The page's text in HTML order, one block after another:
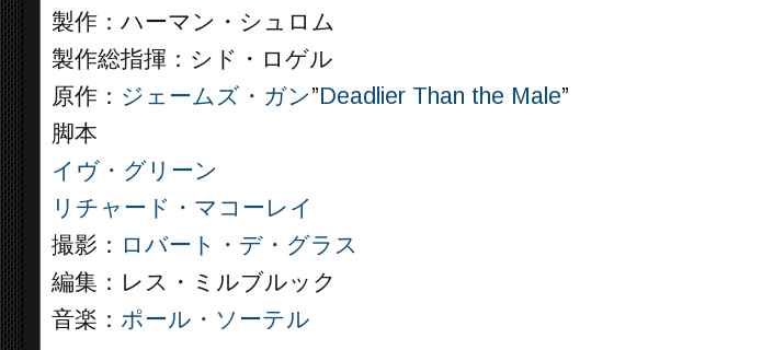
製作：ハーマン・シュロム
製作総指揮：シド・ロゲル
原作： ジェームズ・ガン”Deadlier Than the Male”
脚本
イヴ・グリーン
リチャード・マコーレイ
撮影： ロバート・デ・グラス
編集：レス・ミルブルック
音楽： ポール・ソーテル